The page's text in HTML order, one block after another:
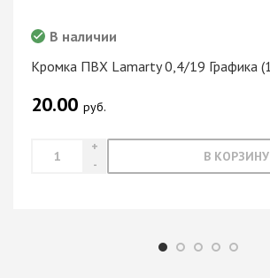
Кромка ПВХ Lamarty 0,4/19 Графика
В наличии
20.00 руб.
В КОРЗИНУ